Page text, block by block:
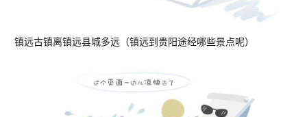
镇远古镇离镇远县城多远（镇远到贵阳途经哪些景点呢）